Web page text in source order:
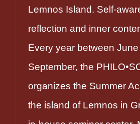
Lemnos Island. Self-
reflection and inner
Every year between
September, the
organizes the Summer
the island of Lemnos in